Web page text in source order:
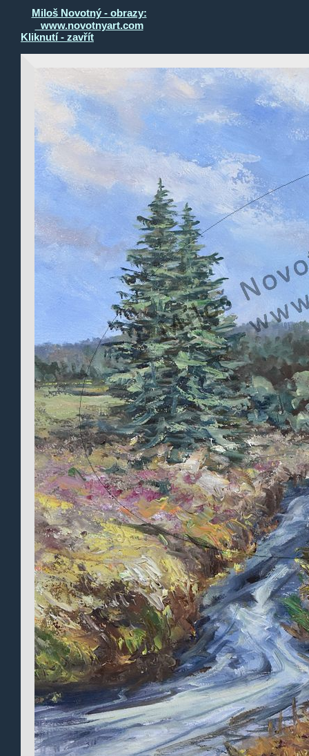
Miloš Novotný - obrazy:
www.novotnyart.com
Kliknutí - zavřít